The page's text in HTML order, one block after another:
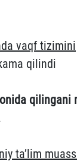
vaqf tizimini
qilindi
qilingani
ta’lim